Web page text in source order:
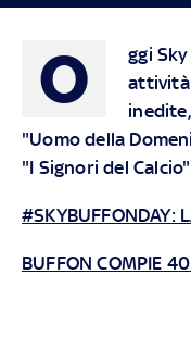
O
ggi
attività
"Uomo della
"I Signori del Calcio"
#SKYBUFFONDAY:
BUFFON COMPIE